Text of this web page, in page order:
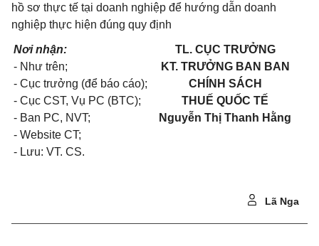
hồ sơ thực tế tại doanh nghiệp để hướng dẫn doanh
nghiệp thực hiện đúng quy định
Nơi nhận:
- Như trên;
- Cục trưởng (để báo cáo);
- Cục CST, Vụ PC (BTC);
- Ban PC, NVT;
- Website CT;
- Lưu: VT. CS.
TL. CỤC TRƯỞNG
KT. TRƯỞNG BAN BAN
CHÍNH SÁCH
THUẾ QUỐC TẾ
Nguyễn Thị Thanh Hằng
Lã Nga